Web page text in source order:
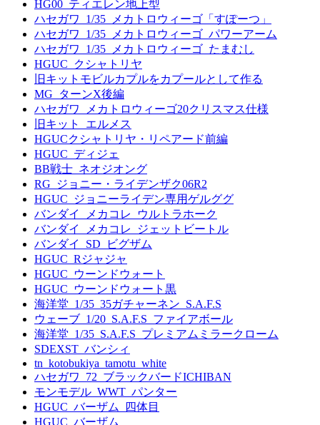
HG00_ティエレン地上型
ハセガワ_1/35_メカトロウィーゴ「すぽーつ」
ハセガワ_1/35_メカトロウィーゴ_パワーアーム
ハセガワ_1/35_メカトロウィーゴ_たまむし
HGUC_クシャトリヤ
旧キットモビルカプルをカプールとして作る
MG_ターンX後編
ハセガワ_メカトロウィーゴ20クリスマス仕様
旧キット_エルメス
HGUCクシャトリヤ・リペアード前編
HGUC_ディジェ
BB戦士_ネオジオング
RG_ジョニー・ライデンザク06R2
HGUC_ジョニーライデン専用ゲルググ
バンダイ_メカコレ_ウルトラホーク
バンダイ_メカコレ_ジェットビートル
バンダイ_SD_ビグザム
HGUC_Rジャジャ
HGUC_ウーンドウォート
HGUC_ウーンドウォート黒
海洋堂_1/35_35ガチャーネン_S.A.F.S
ウェーブ_1/20_S.A.F.S_ファイアボール
海洋堂_1/35_S.A.F.S_プレミアムミラークローム
SDEXST_バンシィ
tn_kotobukiya_tamotu_white
ハセガワ_72_ブラックバードICHIBAN
モンモデル_WWT_パンター
HGUC_バーザム_四体目
HGUC_バーザム